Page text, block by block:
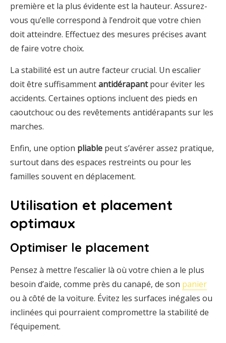
première et la plus évidente est la hauteur. Assurez-
vous qu’elle correspond à l’endroit que votre chien
doit atteindre. Effectuez des mesures précises avant
de faire votre choix.
La stabilité est un autre facteur crucial. Un escalier
doit être suffisammentantidérapantpour éviter les
accidents. Certaines options incluent des pieds en
caoutchouc ou des revêtements antidérapants sur les
marches.
Enfin, une option pliable peut s’avérer assez pratique,
surtout dans des espaces restreints ou pour les
familles souvent en déplacement.
Utilisation et placement
optimaux
Optimiser le placement
Pensez à mettre l’escalier là où votre chien a le plus
besoin d’aide, comme près du canapé, de son panier
ou à côté de la voiture. Évitez les surfaces inégales ou
inclinées qui pourraient compromettre la stabilité de
l’équipement.